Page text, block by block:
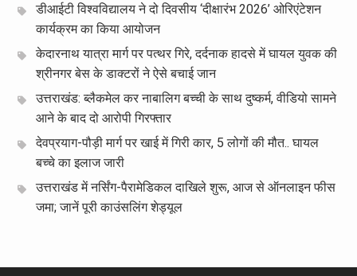
डीआईटी विश्वविद्यालय ने दो दिवसीय ‘दीक्षारंभ 2026’ ओरिएंटेशन
कार्यक्रम का किया आयोजन
केदारनाथ यात्रा मार्ग पर पत्थर गिरे, दर्दनाक हादसे में घायल युवक की
श्रीनगर बेस के डाक्टरों ने ऐसे बचाई जान
उत्तराखंड: ब्लैकमेल कर नाबालिग बच्ची के साथ दुष्कर्म, वीडियो सामने
आने के बाद दो आरोपी गिरफ्तार
देवप्रयाग-पौड़ी मार्ग पर खाई में गिरी कार, 5 लोगों की मौत.. घायल
बच्चे का इलाज जारी
उत्तराखंड में नर्सिंग-पैरामेडिकल दाखिले शुरू, आज से ऑनलाइन फीस
जमा; जानें पूरी काउंसलिंग शेड्यूल